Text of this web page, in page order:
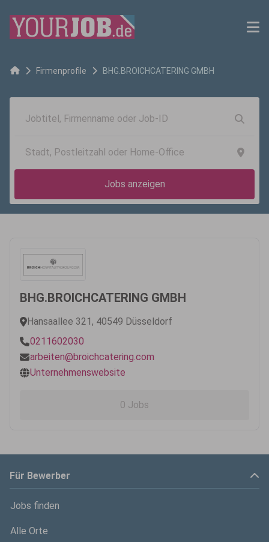
Firmenprofile BHG.BROICHCATERING GMBH
Jobs anzeigen
BHG.BROICHCATERING GMBH
Hansaallee 321, 40549 Düsseldorf
0211602030
arbeiten@broichcatering.com
Unternehmenswebsite
0 Jobs
Für Bewerber
Jobs finden
Alle Orte